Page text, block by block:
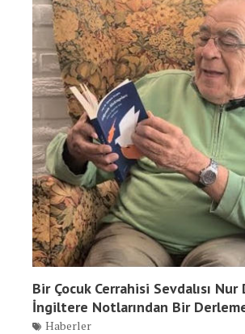
Bir Çocuk Cerrahisi Sevdalısı Nur
İngiltere Notlarından Bir
Haberler